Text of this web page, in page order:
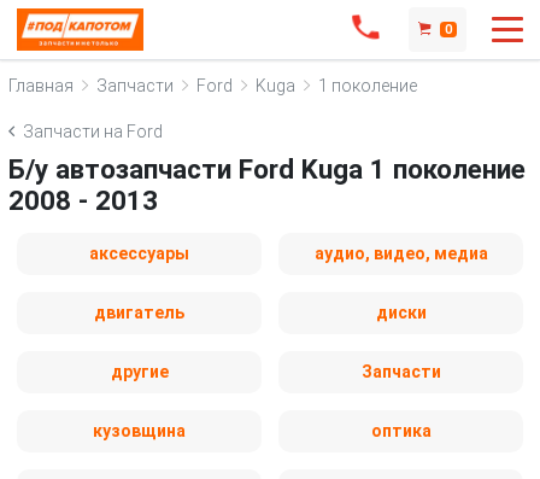
0
Главная Запчасти Ford Kuga 1 поколение
Запчасти на Ford
Б/у автозапчасти Ford Kuga 1 поколение
2008 - 2013
аксессуары аудио, видео, медиа
двигатель диски
другие Запчасти
кузовщина оптика